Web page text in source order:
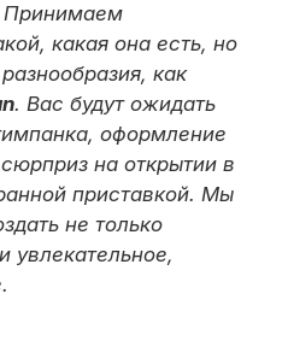
Принимаем
какая она есть, но
как
. Вас будут ожидать
оформление
на открытии в
приставкой. Мы
не только
увлекательное,